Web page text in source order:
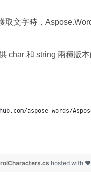
文字時，
char 和 string 兩種版
aspose-words/
hosted with